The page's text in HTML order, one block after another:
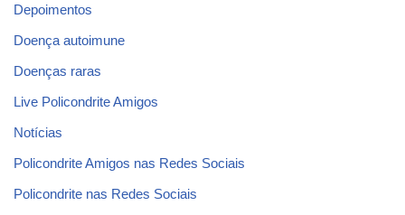
Depoimentos
Doença autoimune
Doenças raras
Live Policondrite Amigos
Notícias
Policondrite Amigos nas Redes Sociais
Policondrite nas Redes Sociais